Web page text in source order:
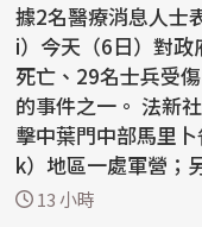
據2名醫療消息人士
i）今天（6日）對
死亡、29名士兵受
的事件之一。 法新社引述一名軍方人員報導，這場空襲
擊中葉門中部馬里
k）地區一處軍營；
穆特省...
13 小時